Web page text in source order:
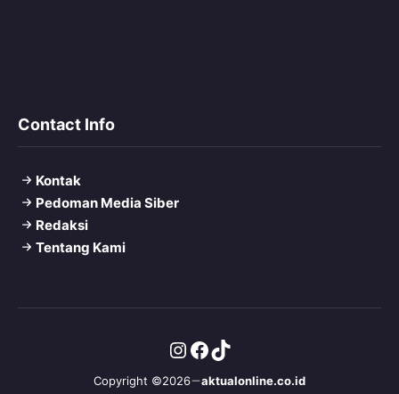
Contact Info
Kontak
Pedoman Media Siber
Redaksi
Tentang Kami
Copyright ©2026 aktualonline.co.id
Instagram
Facebook
TikTok